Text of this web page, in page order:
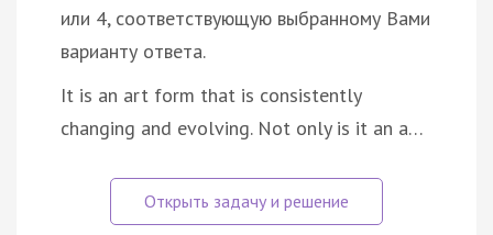
или 4, соответствующую выбранному Вами
варианту ответа.
It is an art form that is consistently
changing and evolving. Not only is it an a…